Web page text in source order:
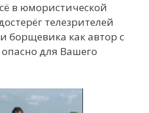
в юмористической
телезрителей
борщевика как автор с
для Вашего